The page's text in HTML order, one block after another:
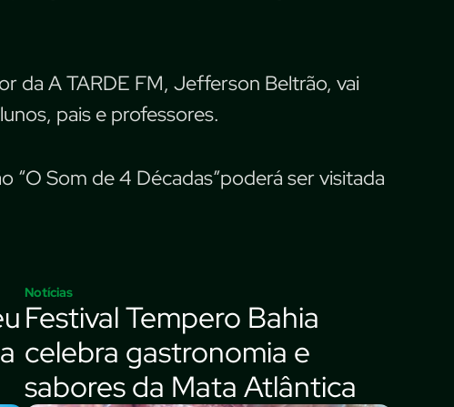
da A TARDE FM, Jefferson Beltrão, vai
pais e professores.
“O Som de 4 Décadas”poderá ser visitada
Notícias
Festival Tempero Bahia
celebra gastronomia e
sabores da Mata Atlântica